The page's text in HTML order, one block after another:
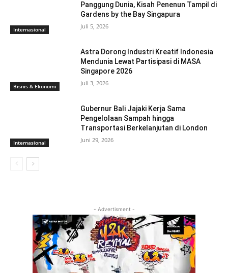
Internasional
Panggung Dunia, Kisah Penenun Tampil di
Gardens by the Bay Singapura
Juli 5, 2026
Bisnis & Ekonomi
Astra Dorong Industri Kreatif Indonesia
Mendunia Lewat Partisipasi di MASA
Singapore 2026
Juli 3, 2026
Internasional
Gubernur Bali Jajaki Kerja Sama
Pengelolaan Sampah hingga
Transportasi Berkelanjutan di London
Juni 29, 2026
- Advertisment -